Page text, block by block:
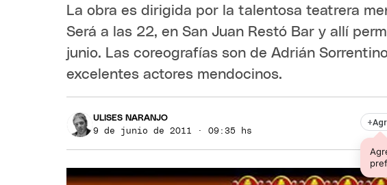
La obra es dirigida por la talentosa teatrera
Será a las 22, en San Juan Restó Bar y allí
junio. Las coreografías son de Adrián
excelentes actores mendocinos.
ULISES NARANJO
9 de junio de 2011 · 09:35 hs
+